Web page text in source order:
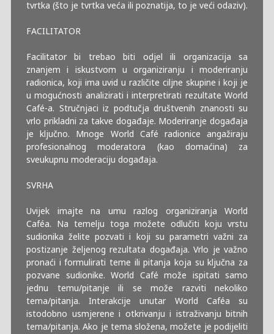
tvrtka (što je tvrtka veća ili poznatija, to je veći odaziv).
FACILITATOR
Facilitator bi trebao biti odjel ili organizacija sa
znanjem i iskustvom u organiziranju i moderiranju
radionica, koji ima uvid u različite ciljne skupine i koji je
u mogućnosti analizirati i interpretirati rezultate World
Café-a. Stručnjaci iz podtučja društvenih znanosti su
vrlo prikladni za takve događaje. Moderiranje događaja
je ključno. Mnoge World Café radionice angažiraju
profesionalnog moderatora (kao domaćina) za
sveukupnu moderaciju događaja.
SVRHA
Uvijek imajte na umu razlog organiziranja World
Caféa. Na temelju toga možete odlučiti koju vrstu
sudionika želite pozvati i koji su parametri važni za
postizanje željenog rezultata događaja. Vrlo je važno
pronaći i formulirati teme ili pitanja koja su ključna za
pozvane sudionike. World Café može ispitati samo
jednu temu/pitanje ili se može razviti nekoliko
tema/pitanja. Interakcije unutar World Caféa su
istodobno usmjerene i otkrivanju i istraživanju bitnih
tema/pitanja. Ako je tema složena, možete je podijeliti